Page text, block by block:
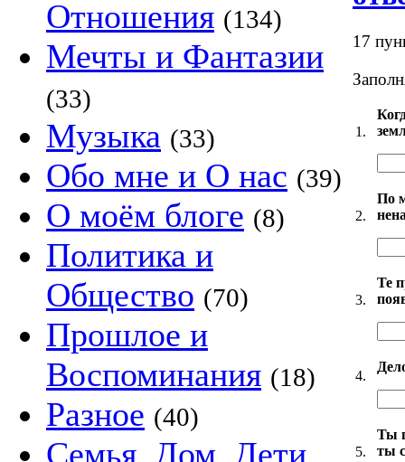
Отношения (134)
Мечты и Фантазии
(33)
Музыка (33)
Обо мне и О нас (39)
О моём блоге (8)
Политика и
Общество (70)
Прошлое и
Воспоминания (18)
Разное (40)
Семья, Дом, Дети
17
1.
2.
По
3.
Те
4.
5.
Ты
ты